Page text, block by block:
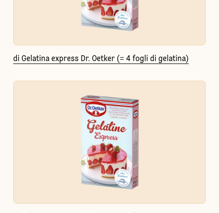
di Gelatina express Dr. Oetker (= 4 fogli di gelatina)